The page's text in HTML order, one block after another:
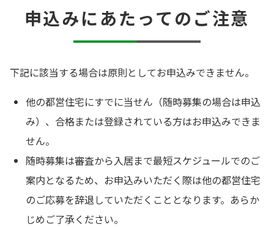
申込みにあたってのご注意
下記に該当する場合は原則としてお申込みできません。
他の都営住宅にすでに当せん（随時募集の場合は申込
み）、合格または登録されている方はお申込みできま
せん。
随時募集は審査から入居まで最短スケジュールでのご
案内となるため、お申込みいただく際は他の都営住宅
のご応募を辞退していただくこととなります。あらか
じめご了承ください。